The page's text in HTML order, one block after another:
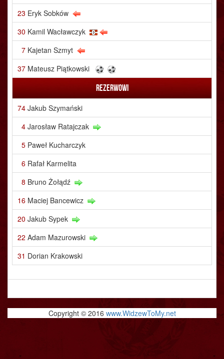
23 Eryk Sobków
30 Kamil Wacławczyk
7 Kajetan Szmyt
37 Mateusz Piątkowski
Rezerwowi
74 Jakub Szymański
4 Jarosław Ratajczak
5 Paweł Kucharczyk
6 Rafał Karmelita
8 Bruno Żołądź
16 Maciej Bancewicz
20 Jakub Sypek
22 Adam Mazurowski
31 Dorian Krakowski
Copyright © 2016 www.WidzewToMy.net